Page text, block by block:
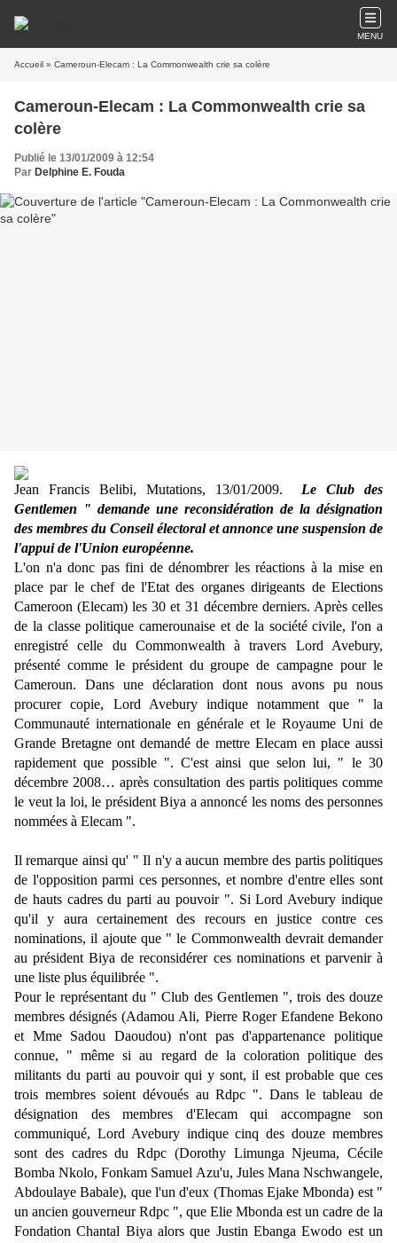
MENU
Accueil » Cameroun-Elecam : La Commonwealth crie sa colère
Cameroun-Elecam : La Commonwealth crie sa
colère
Publié le 13/01/2009 à 12:54
Par Delphine E. Fouda
Jean Francis Belibi, Mutations, 13/01/2009. Le Club des
Gentlemen " demande une reconsidération de la désignation
des membres du Conseil électoral et annonce une suspension de
l'appui de l'Union européenne.
L'on n'a donc pas fini de dénombrer les réactions à la mise en
place par le chef de l'Etat des organes dirigeants de Elections
Cameroon (Elecam) les 30 et 31 décembre derniers. Après celles
de la classe politique camerounaise et de la société civile, l'on a
enregistré celle du Commonwealth à travers Lord Avebury,
présenté comme le président du groupe de campagne pour le
Cameroun. Dans une déclaration dont nous avons pu nous
procurer copie, Lord Avebury indique notamment que " la
Communauté internationale en générale et le Royaume Uni de
Grande Bretagne ont demandé de mettre Elecam en place aussi
rapidement que possible ". C'est ainsi que selon lui, " le 30
décembre 2008… après consultation des partis politiques comme
le veut la loi, le président Biya a annoncé les noms des personnes
nommées à Elecam ".
Il remarque ainsi qu' " Il n'y a aucun membre des partis politiques
de l'opposition parmi ces personnes, et nombre d'entre elles sont
de hauts cadres du parti au pouvoir ". Si Lord Avebury indique
qu'il y aura certainement des recours en justice contre ces
nominations, il ajoute que " le Commonwealth devrait demander
au président Biya de reconsidérer ces nominations et parvenir à
une liste plus équilibrée ".
Pour le représentant du " Club des Gentlemen ", trois des douze
membres désignés (Adamou Ali, Pierre Roger Efandene Bekono
et Mme Sadou Daoudou) n'ont pas d'appartenance politique
connue, " même si au regard de la coloration politique des
militants du parti au pouvoir qui y sont, il est probable que ces
trois membres soient dévoués au Rdpc ". Dans le tableau de
désignation des membres d'Elecam qui accompagne son
communiqué, Lord Avebury indique cinq des douze membres
sont des cadres du Rdpc (Dorothy Limunga Njeuma, Cécile
Bomba Nkolo, Fonkam Samuel Azu'u, Jules Mana Nschwangele,
Abdoulaye Babale), que l'un d'eux (Thomas Ejake Mbonda) est "
un ancien gouverneur Rdpc ", que Elie Mbonda est un cadre de la
Fondation Chantal Biya alors que Justin Ebanga Ewodo est un